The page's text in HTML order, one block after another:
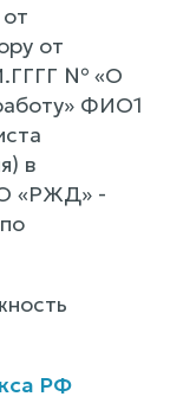
от
№ «О
ФИО1
в
«РЖД» -
РФ